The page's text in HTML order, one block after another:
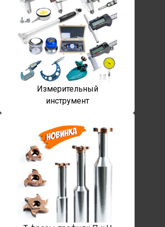
Измерительный
инструмент